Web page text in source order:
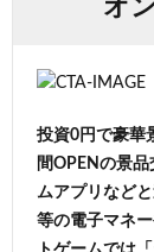
オ
投資0円で豪華
間OPENの景
ムアプリなど
等の電子マネ